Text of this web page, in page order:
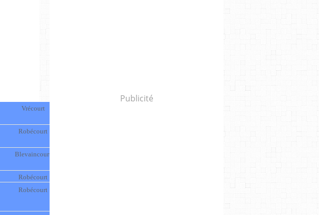
Vrécourt
Robécourt
Blevaincourt
Robécourt
Robécourt
Publicité